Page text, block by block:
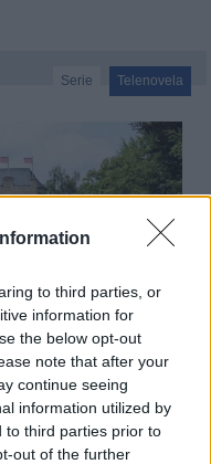
to third parties, or
information for
the below opt-out
note that after your
continue seeing
information utilized by
to third parties prior to
out of the further
Serie Telenovela